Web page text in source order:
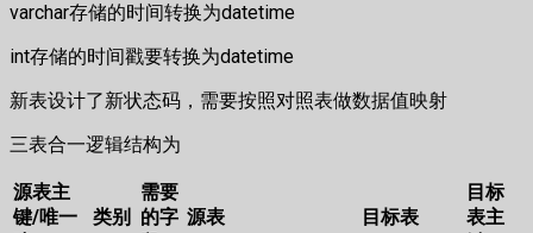
varchar存储的时间转换为datetime
int存储的时间戳要转换为datetime
新表设计了新状态码，需要按照对照表做数据值映射
三表合一逻辑结构为
源表主
键/唯一
类别
需要
的字 源表 目标表
目标
表主